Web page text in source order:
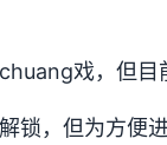
戏，但目
锁，但为方便